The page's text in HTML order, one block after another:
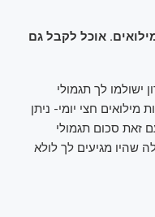
אוכל לקבל גם
ישולמו לך תגמולי
חצי יומי- ניתן
זאת סכום תגמולי
שהיו מגיעים לך לולא